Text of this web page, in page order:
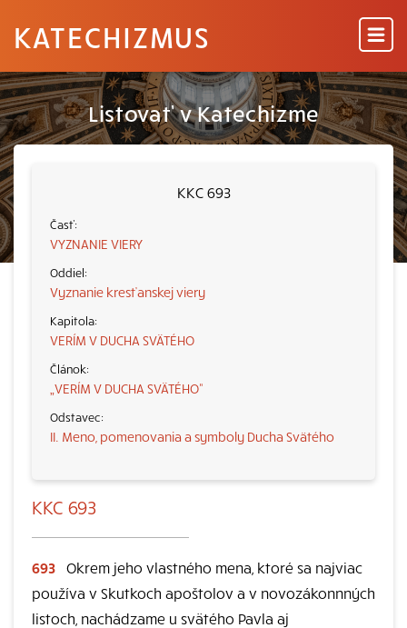
KATECHIZMUS
Listovať v Katechizme
KKC 693
VYZNANIE VIERY
Vyznanie kresťanskej viery
VERÍM V DUCHA SVÄTÉHO
„VERÍM V DUCHA SVÄTÉHO“
II. Meno, pomenovania a symboly Ducha Svätého
KKC 693
693 Okrem jeho vlastného mena, ktoré sa najviac
používa v Skutkoch apoštolov a v novozákonnných
listoch, nachádzame u svätého Pavla aj